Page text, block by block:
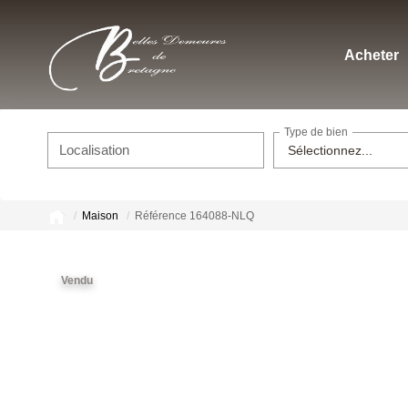
Acheter
Localisation Sélectionnez...
Type de bien
Maison Référence 164088-NLQ
Vendu